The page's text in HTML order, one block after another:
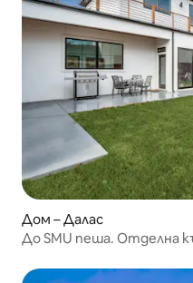
Дом – Далас
До SMU пеша. Отделна